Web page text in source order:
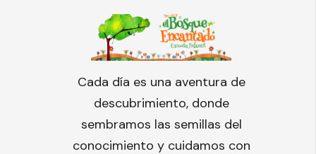
Cada día es una aventura de
descubrimiento, donde
sembramos las semillas del
conocimiento y cuidamos con